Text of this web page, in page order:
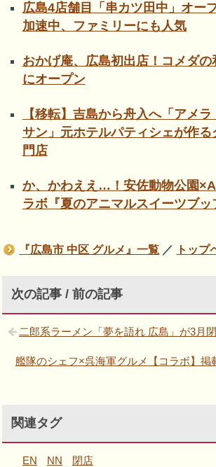
広島4店舗目「串カツ田中」オー
加速中、ファミリーにも人気
おかげ庵、広島初出店！コメダの
にオープン
【移転】吉島から舟入へ「アメ
サン」元ホテルパティシェが作る
門店
か、かわええ…！安佐動物公園
ラボ『夏のアニマルスイーツブ
『広島市 中区 グルメ』一覧 ／ トップ
次の記事 / 前の記事
二郎系ラーメン「夢を語れ 広島」が3月
艦隊のシェフ×呉海軍グルメ【コラボ】掲
関連タグ
EN NN 閉店